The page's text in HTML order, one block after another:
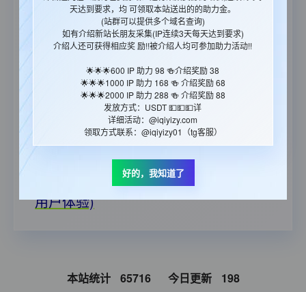
🎉🎉🎉爱奇艺播放计费系统（万IP=100
元 满100提现 支持：支付宝/银行卡/微
信/USDT）：https://iqyzanzhu.vip
🔔 在采集的时候如果出现xml出错，建议你更改一下
采集插件里的采集时间间隔那一项，调整到10左右，
就能基本解决问题了。
😇本站图片地址每日更换,请勿调用! 采集的同时，请
把图片下载到本地，以免杜绝日后出现类似图片失效
的情况。
🎉郑重承诺：资源永久免费,国内CDN
加速永久免费的资源站(承诺绝不影响
用户体验)
本站统计 65716 今日更新 198
天达到要求，均 可领取本站送出的的助力金。
(站群可以提供多个域名查询)
如有介绍新站长朋友采集(IP连续3天每天达到要求)
介绍人还可获得相应奖 励!!被介绍人均可参加助力活动!!
🌟🌟🌟600 IP 助力 98 🍻介绍奖励 38
🌟🌟🌟1000 IP 助力 168 🍻 介绍奖励 68
🌟🌟🌟2000 IP 助力 288 🍻 介绍奖励 88
发放方式：USDT 💵💵💵详
详细活动：@iqiyizy.com
领取方式联系：@iqiyizy01（tg客服）
好的，我知道了